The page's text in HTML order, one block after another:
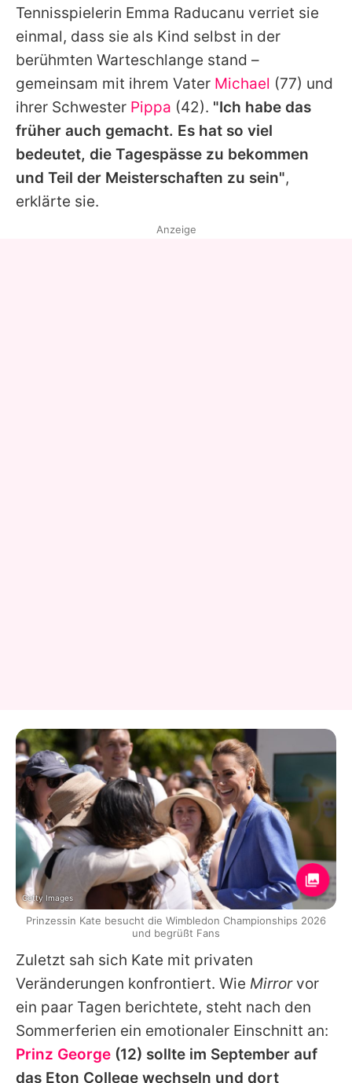
Tennisspielerin Emma Raducanu verriet sie
einmal, dass sie als Kind selbst in der
berühmten Warteschlange stand –
gemeinsam mit ihrem Vater Michael (77) und
ihrer Schwester Pippa (42). "Ich habe das
früher auch gemacht. Es hat so viel
bedeutet, die Tagespässe zu bekommen
und Teil der Meisterschaften zu sein",
erklärte sie.
Zuletzt sah sich Kate mit privaten
Veränderungen konfrontiert. Wie Mirrorvor
ein paar Tagen berichtete, steht nach den
Sommerferien ein emotionaler Einschnitt an:
Prinz George (12) sollte im September auf
das Eton College wechseln und dort
Anzeige
Getty Images
Prinzessin Kate besucht die Wimbledon Championships 2026
und begrüßt Fans